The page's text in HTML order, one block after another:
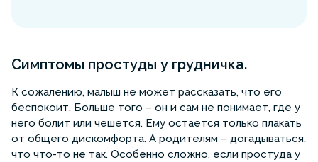
Симптомы простуды у грудничка.
К сожалению, малыш не может рассказать, что его
беспокоит. Больше того – он и сам не понимает, где у
него болит или чешется. Ему остается только плакать
от общего дискомфорта. А родителям – догадываться,
что что-то не так. Особенно сложно, если простуда у